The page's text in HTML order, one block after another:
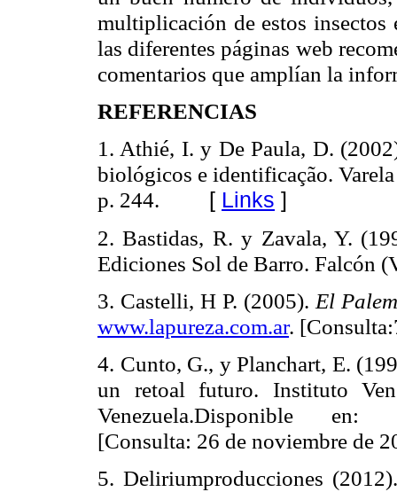
multiplicación de estos
las diferentes páginas web
comentarios que amplían la
REFERENCIAS
1. Athié, I. y De Paula, D.
biológicos e identificação.
p. 244. [ Links ]
2. Bastidas, R. y Zavala, Y.
Ediciones Sol de Barro. Falcón
3. Castelli, H P. (2005). El
www.lapureza.com.ar.
4. Cunto, G., y Planchart, E.
un retoal futuro. Instituto
Venezuela.Disponible en:
[Consulta: 26 de noviembre de
5. Deliriumproducciones